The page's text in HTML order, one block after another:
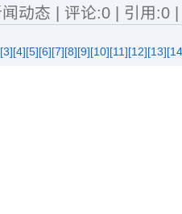
动态 | 评论:0 | 引用:0
[3][4][5][6][7][8][9][10][11][12][13]